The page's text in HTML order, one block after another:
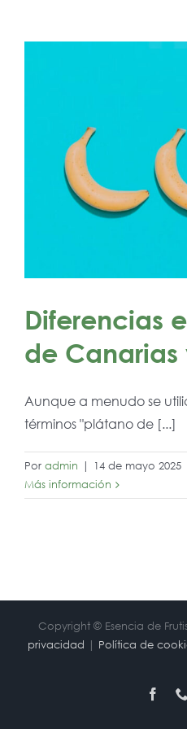
Diferencias
de
Aunque a menudo se
términos "plátano de [...]
Por admin | 14 de mayo 2025
Más información
Copyright © Esencia de
privacidad | Política de